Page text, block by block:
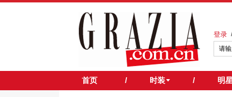
登录 /
首页 / 时装 / 明星